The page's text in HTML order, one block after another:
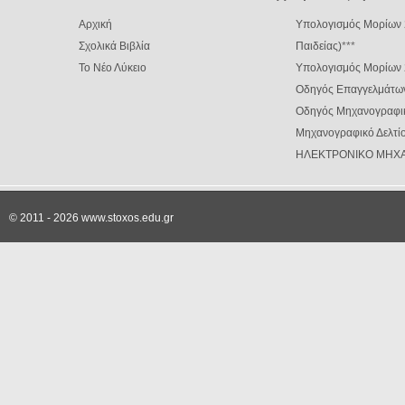
Αρχική
Σχολικά Βιβλία
Το Νέο Λύκειο
Υπολογισμός Μορίων
Παιδείας)***
Υπολογισμός
Οδηγός
Οδηγός
Μηχανογραφικό
ΗΛΕΚΤΡΟΝΙΚΟ
© 2011 - 2026 www.stoxos.edu.gr